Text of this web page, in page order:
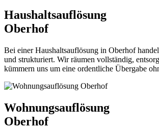
Haushaltsauflösung
Oberhof
Bei einer Haushaltsauflösung in Oberhof
und strukturiert. Wir räumen vollständig,
kümmern uns um eine ordentliche Übergabe
Wohnungsauflösung
Oberhof